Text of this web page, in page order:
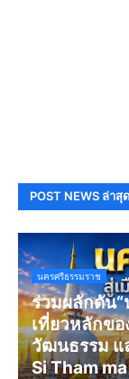
POST NEWS ล่าสุด
นครศรีธรรมราช
ร่วมผลักดัน“
เที่ยวหลักขอ
วัฒนธรรม แ
Si Tham